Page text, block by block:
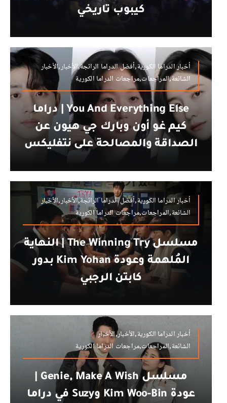
كيبوب تاريخي
أخبار الدراما الكورية,أفضل الدراما الرائجة,الأخبار,الأخبار
الشائعة,المراجعات,مراجعات الدراما الكورية
You And Everything Else | دراما
كيم غو أون وبارك جي هيون عن
الصداقة والمصالحة على نتفليكس
أخبار الدراما الكورية,أفضل الدراما الرائجة,الأخبار,الأخبار
الشائعة,المراجعات,مراجعات الدراما الكورية
مسلسل The Winning Try | النهاية
المُلهمة وعودة Kim Yohan بدور
كابتن الرجبي
أخبار الدراما الكورية,الأخبار,الأخبار
الشائعة,المراجعات,مراجعات الدراما الكورية
عودة Kim Woo-Bin وSuzy في دراما